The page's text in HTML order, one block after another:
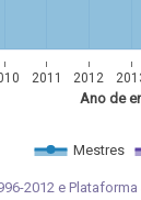
2011 2012
Mestres
Ano de
2012 e